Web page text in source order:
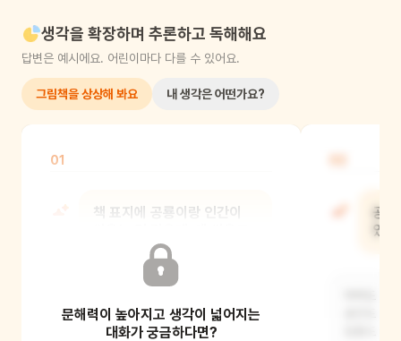
생각을 확장하며 추론하고 독해해요
답변은 예시에요. 어린이마다 다를 수 있어요.
그림책을 상상해 봐요 내 생각은 어떤가요?
01
책 표지에 공룡이랑 인간이
아마도 서로 다르게 생겼다고 생각해서
싸우고 있는 것 같아요. 공룡은 크고
문해력이 높아지고 생각이 넓어지는
대화가 궁금하다면?
공
있